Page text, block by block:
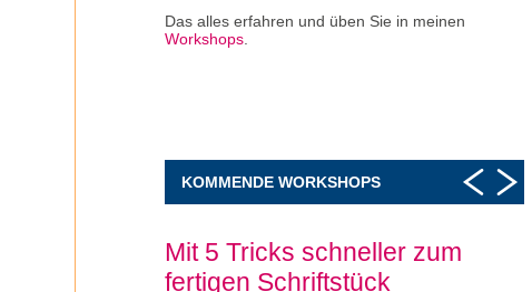
Das alles erfahren und üben Sie in meinen
Workshops
KOMMENDE WORKSHOPS
Mit 5 Tricks schneller zum
fertigen Schriftstück